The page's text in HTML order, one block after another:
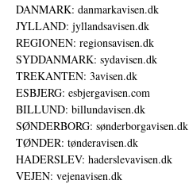
DANMARK: danmarkavisen.dk
JYLLAND: jyllandsavisen.dk
REGIONEN: regionsavisen.dk
SYDDANMARK: sydavisen.dk
TREKANTEN: 3avisen.dk
ESBJERG: esbjergavisen.com
BILLUND: billundavisen.dk
SØNDERBORG: sønderborgavisen.dk
TØNDER: tønderavisen.dk
HADERSLEV: haderslevavisen.dk
VEJEN: vejenavisen.dk